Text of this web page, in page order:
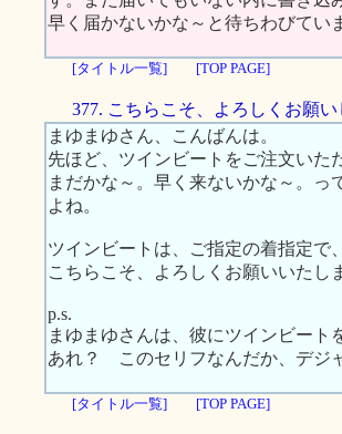
早く届かないかな～と待ちわびてい
[タイトル一覧] [TOP PAGE]
377. こちらこそ、よろしくお願い
まゆまゆさん、こんばんは。
先ほど、ツインビートをご注文いた
まだかな～。早く来ないかな～。
よね。
ツインビートは、ご指定の着指定で
こちらこそ、よろしくお願いいたし
p.s.
まゆまゆさんは、彼にツインビート
あれ？ このセリフなんだか、デジ
[タイトル一覧] [TOP PAGE]